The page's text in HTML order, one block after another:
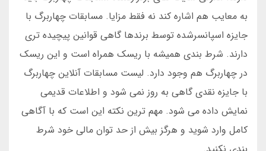
به معایب هم اشاره کند نه فقط مزایا. مسابقات چهاربرگ با
جایزه اسپانسرشده توسط برندها گاهی قوانین پیچیده تری
دارند. شرط بندی همیشه با ریسک همراه است و این ریسک
در چهاربرگ هم وجود دارد. لیست مسابقات آنلاین چهاربرگ
با جایزه نقدی گاهی به روز نمی شود و اطلاعات قدیمی
نمایش داده می شود. مهم ترین نکته این است که با آگاهی
کامل وارد شوید و هرگز بیش از حد توان مالی خود شرط